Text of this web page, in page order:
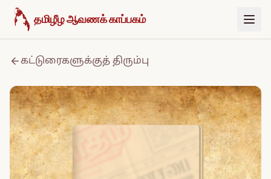
உள்ளடக்கத்திற்குச் செல்க
தமிழீழ ஆவணக் காப்பகம்
கட்டுரைகளுக்குத் திரும்பு